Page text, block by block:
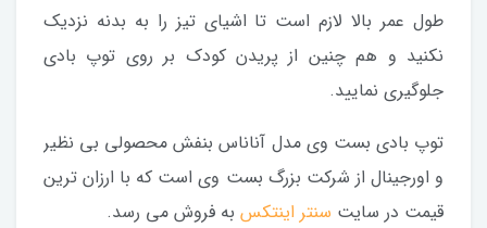
طول عمر بالا لازم است تا اشیای تیز را به بدنه نزدیک
نکنید و هم چنین از پریدن کودک بر روی توپ بادی
جلوگیری نمایید.
توپ بادی بست وی مدل آناناس بنفش محصولی بی نظیر
و اورجینال از شرکت بزرگ بست وی است که با ارزان ترین
قیمت در سایت سنتر اینتکس به فروش می رسد.